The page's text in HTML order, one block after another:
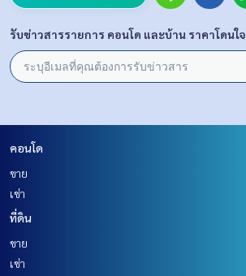
รับข่าวสารรายการ คอนโด และบ้าน ราคาโดนใจ
คอนโด
ขาย
เช่า
ที่ดิน
ขาย
เช่า